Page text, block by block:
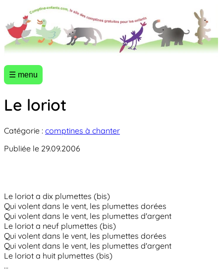
☰ menu
Le loriot
Catégorie : comptines à chanter
Publiée le 29.09.2006
Le loriot a dix plumettes (bis)
Qui volent dans le vent, les plumettes dorées
Qui volent dans le vent, les plumettes d'argent
Le loriot a neuf plumettes (bis)
Qui volent dans le vent, les plumettes dorées
Qui volent dans le vent, les plumettes d'argent
Le loriot a huit plumettes (bis)
...